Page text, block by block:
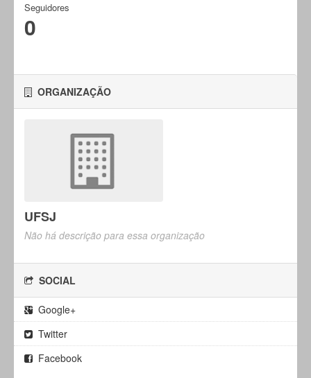
Seguidores
0
ORGANIZAÇÃO
UFSJ
Não há descrição para essa organização
SOCIAL
Google+
Twitter
Facebook